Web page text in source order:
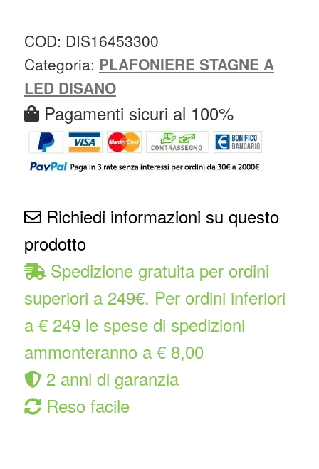
COD: DIS16453300
Categoria: PLAFONIERE STAGNE A
LED DISANO
Pagamenti sicuri al 100%
Richiedi informazioni su questo
prodotto
Spedizione gratuita per ordini
superiori a 249€. Per ordini inferiori
a € 249 le spese di spedizioni
ammonteranno a € 8,00
2 anni di garanzia
Reso facile